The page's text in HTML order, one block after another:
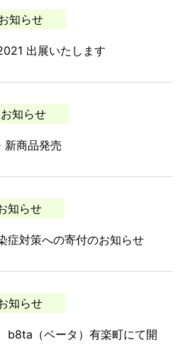
知らせ
出展いたします
お知らせ
新商品発売
知らせ
症対策への寄付のお知らせ
知らせ
b8ta（ベータ）有楽町にて開